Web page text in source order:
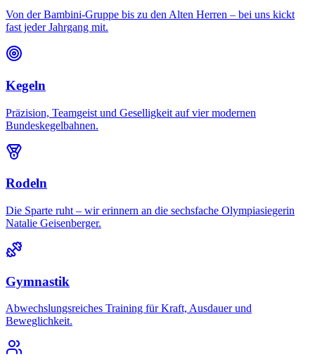
Von der Bambini-Gruppe bis zu den Alten Herren – bei uns kickt
fast jeder Jahrgang mit.
Kegeln
Präzision, Teamgeist und Geselligkeit auf vier modernen
Bundeskegelbahnen.
Rodeln
Die Sparte ruht – wir erinnern an die sechsfache Olympiasiegerin
Natalie Geisenberger.
Gymnastik
Abwechslungsreiches Training für Kraft, Ausdauer und
Beweglichkeit.